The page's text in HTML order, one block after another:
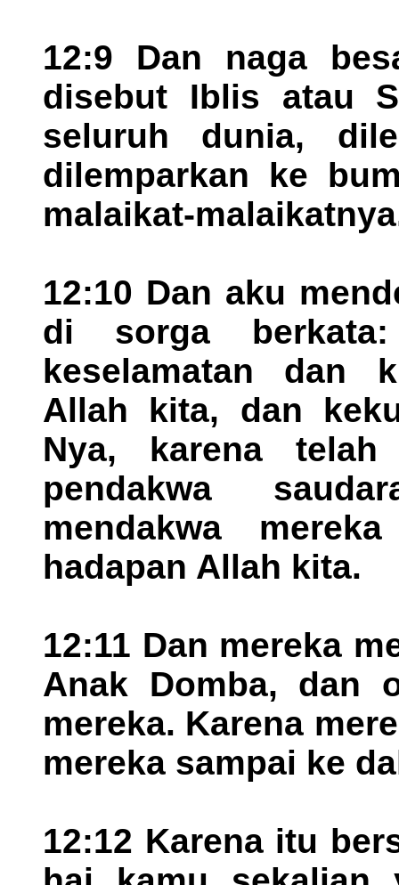
12:9 Dan naga
disebut Iblis atau
seluruh dunia,
dilemparkan ke
malaikat-
12:10 Dan aku
di sorga
keselamatan dan
Allah kita, dan
Nya, karena
pendakwa
mendakwa
hadapan Allah kita.
12:11 Dan mereka
Anak Domba, dan
mereka. Karena
mereka sampai ke
12:12 Karena itu